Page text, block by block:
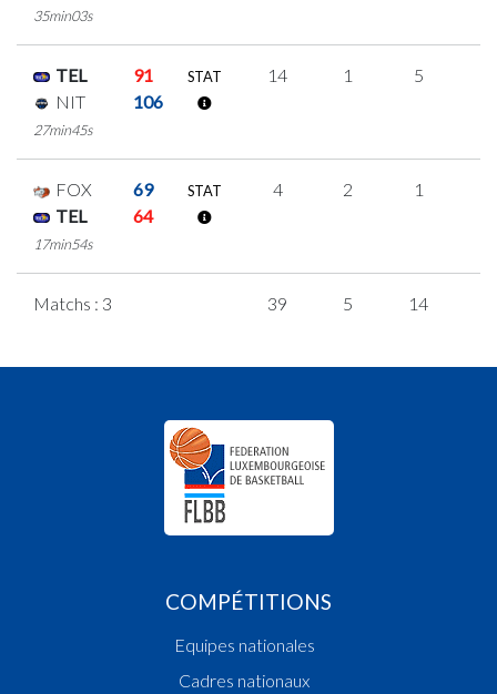
35min03s
TEL
91
NIT
106
27min45s
STAT 14 1 5
FOX
69
TEL
64
17min54s
STAT 4 2 1
Matchs : 3 39 5 14
COMPÉTITIONS
Equipes nationales
Cadres nationaux